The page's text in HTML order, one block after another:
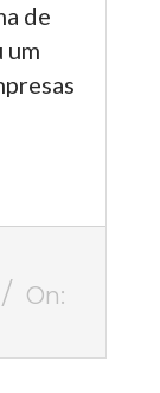
de
On: